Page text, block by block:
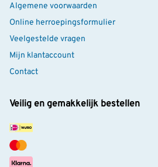
Algemene voorwaarden
Online herroepingsformulier
Veelgestelde vragen
Mijn klantaccount
Contact
Veilig en gemakkelijk bestellen